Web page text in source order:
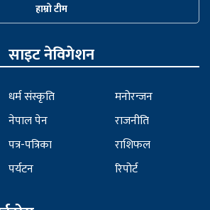
हाम्रो टीम
साइट नेविगेशन
धर्म संस्कृति
नेपाल पेन
पत्र-पत्रिका
पर्यटन
मनोरन्जन
राजनीति
राशिफल
रिपोर्ट